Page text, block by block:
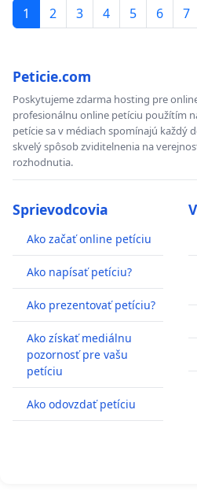
1 2 3 4 5 6 7
Peticie.com
Poskytujeme zdarma hosting pre
profesionálnu online petíciu použítím
petície sa v médiach spomínajú každý
skvelý spôsob zviditelnenia na
rozhodnutia.
Sprievodcovia
Ako začať online petíciu
Ako napísať petíciu?
Ako prezentovať petíciu?
Ako získať mediálnu
pozornosť pre vašu
petíciu
Ako odovzdať petíciu